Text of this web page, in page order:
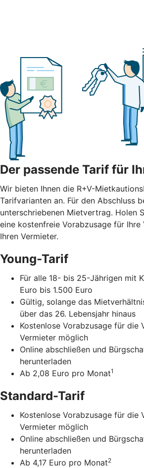
Der passende Tarif für
Wir bieten Ihnen die R+V-
Tarifvarianten an. Für den Abschluss
unterschriebenen Mietvertrag. Holen
eine kostenfreie Vorabzusage für Ihre
Ihren Vermieter.
Young-Tarif
Für alle 18- bis 25-Jährigen mit
Euro bis 1.500 Euro
Gültig, solange das
über das 26. Lebensjahr hinaus
Kostenlose Vorabzusage für die
Vermieter möglich
Online abschließen und
herunterladen
Ab 2,08 Euro pro Monat1
Standard-Tarif
Kostenlose Vorabzusage für die
Vermieter möglich
Online abschließen und
herunterladen
Ab 4,17 Euro pro Monat2